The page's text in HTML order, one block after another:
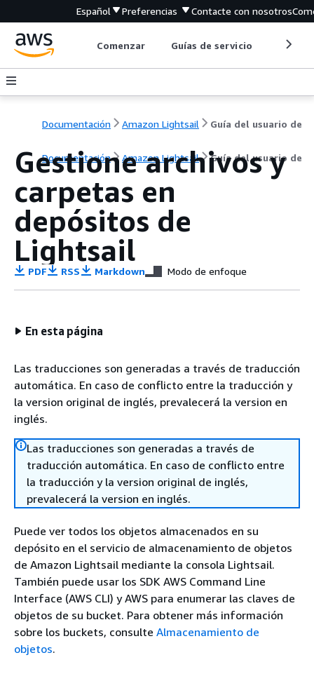
Español Preferencias Contacte con nosotros
Comenzar Guías de servicio
Documentación Amazon Lightsail Guía del usuario de
Documentación Amazon Lightsail Guía del usuario de
Gestione archivos y
carpetas en
depósitos de
Lightsail
PDF RSS Markdown Modo de enfoque
En esta página
Las traducciones son generadas a través de traducción
automática. En caso de conflicto entre la traducción y
la version original de inglés, prevalecerá la version en
inglés.
Las traducciones son generadas a través de
traducción automática. En caso de conflicto entre
la traducción y la version original de inglés,
prevalecerá la version en inglés.
Puede ver todos los objetos almacenados en su
depósito en el servicio de almacenamiento de objetos
de Amazon Lightsail mediante la consola Lightsail.
También puede usar los SDK AWS Command Line
Interface (AWS CLI) y AWS para enumerar las claves de
objetos de su bucket. Para obtener más información
sobre los buckets, consulte Almacenamiento de
objetos.